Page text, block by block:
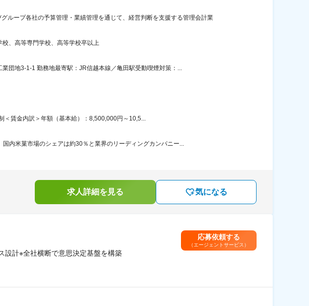
ループ各社の予算管理・業績管理を通じて、経営判断を支援する管理会計業
、高等専門学校、高等学校卒以上
団地3-1-1 勤務地最寄駅：JR信越本線／亀田駅受動喫煙対策：...
＜賃金内訳＞年額（基本給）：8,500,000円～10,5...
内米菓市場のシェアは約30％と業界のリーディングカンパニー...
求人詳細を見る 気になる
計※全社横断で意思決定基盤を構築
応募依頼する
（エージェントサービス）